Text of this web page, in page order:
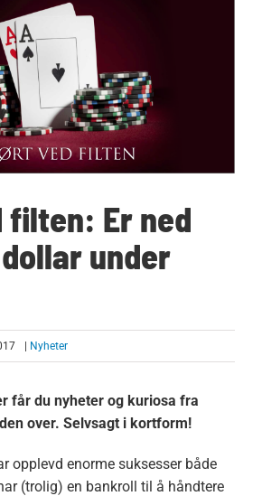
filten: Er ned
under
Nyheter
får du nyheter og kuriosa fra
over. Selvsagt i kortform!
opplevd enorme suksesser både
(trolig) en bankroll til å håndtere